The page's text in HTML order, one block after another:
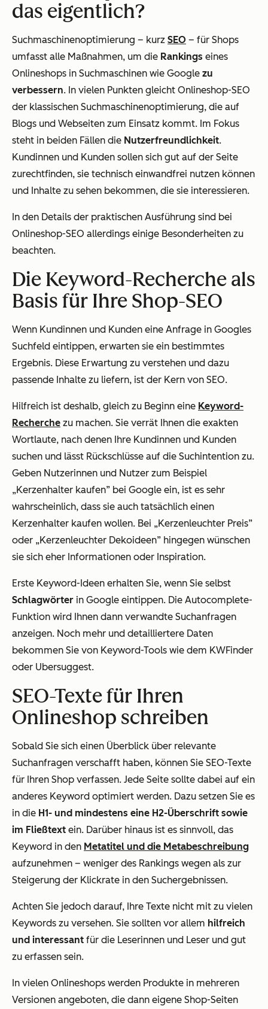
das eigentlich?
Suchmaschinenoptimierung – kurz SEO – für Shops
umfasst alle Maßnahmen, um die Rankings eines
Onlineshops in Suchmaschinen wie Google zu
verbessern. In vielen Punkten gleicht Onlineshop-SEO
der klassischen Suchmaschinenoptimierung, die auf
Blogs und Webseiten zum Einsatz kommt. Im Fokus
steht in beiden Fällen die Nutzerfreundlichkeit.
Kundinnen und Kunden sollen sich gut auf der Seite
zurechtfinden, sie technisch einwandfrei nutzen können
und Inhalte zu sehen bekommen, die sie interessieren.
In den Details der praktischen Ausführung sind bei
Onlineshop-SEO allerdings einige Besonderheiten zu
beachten.
Die Keyword-Recherche als
Basis für Ihre Shop-SEO
Wenn Kundinnen und Kunden eine Anfrage in Googles
Suchfeld eintippen, erwarten sie ein bestimmtes
Ergebnis. Diese Erwartung zu verstehen und dazu
passende Inhalte zu liefern, ist der Kern von SEO.
Hilfreich ist deshalb, gleich zu Beginn eine Keyword-
Recherche zu machen. Sie verrät Ihnen die exakten
Wortlaute, nach denen Ihre Kundinnen und Kunden
suchen und lässt Rückschlüsse auf die Suchintention zu.
Geben Nutzerinnen und Nutzer zum Beispiel
„Kerzenhalter kaufen” bei Google ein, ist es sehr
wahrscheinlich, dass sie auch tatsächlich einen
Kerzenhalter kaufen wollen. Bei „Kerzenleuchter Preis”
oder „Kerzenleuchter Dekoideen” hingegen wünschen
sie sich eher Informationen oder Inspiration.
Erste Keyword-Ideen erhalten Sie, wenn Sie selbst
Schlagwörter in Google eintippen. Die Autocomplete-
Funktion wird Ihnen dann verwandte Suchanfragen
anzeigen. Noch mehr und detailliertere Daten
bekommen Sie von Keyword-Tools wie dem KWFinder
oder Ubersuggest.
SEO-Texte für Ihren
Onlineshop schreiben
Sobald Sie sich einen Überblick über relevante
Suchanfragen verschafft haben, können Sie SEO-Texte
für Ihren Shop verfassen. Jede Seite sollte dabei auf ein
anderes Keyword optimiert werden. Dazu setzen Sie es
in die H1- und mindestens eine H2-Überschrift sowie
im Fließtext ein. Darüber hinaus ist es sinnvoll, das
Keyword in den Metatitel und die Metabeschreibung
aufzunehmen – weniger des Rankings wegen als zur
Steigerung der Klickrate in den Suchergebnissen.
Achten Sie jedoch darauf, Ihre Texte nicht mit zu vielen
Keywords zu versehen. Sie sollten vor allem hilfreich
und interessant für die Leserinnen und Leser und gut
zu erfassen sein.
In vielen Onlineshops werden Produkte in mehreren
Versionen angeboten, die dann eigene Shop-Seiten